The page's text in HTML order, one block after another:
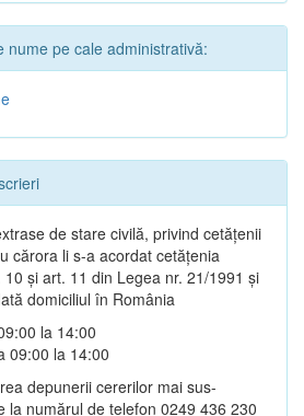
nume pe cale administrativă:
de stare civilă, privind cetățenii
cărora li s-a acordat cetățenia
și art. 11 din Legea nr. 21/1991 și
domiciliul în România
la 14:00
09:00 la 14:00
depunerii cererilor mai sus-
la numărul de telefon 0249 436 230